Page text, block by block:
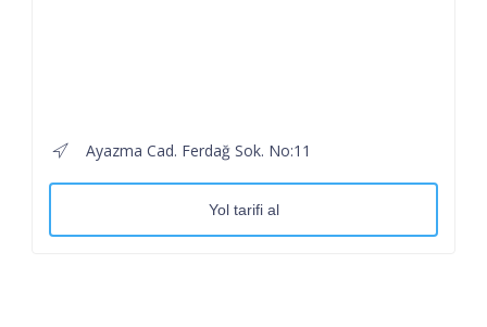
Ayazma Cad. Ferdağ Sok. No:11
Yol tarifi al